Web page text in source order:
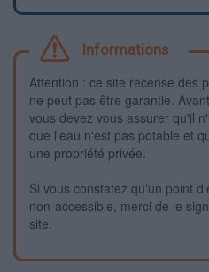
Informations
Attention : ce site recense des
ne peut pas être garantie.
vous devez vous assurer qu'il
que l'eau n'est pas potable et
une propriété privée.
Si vous constatez qu'un point
non-accessible, merci de le
site.